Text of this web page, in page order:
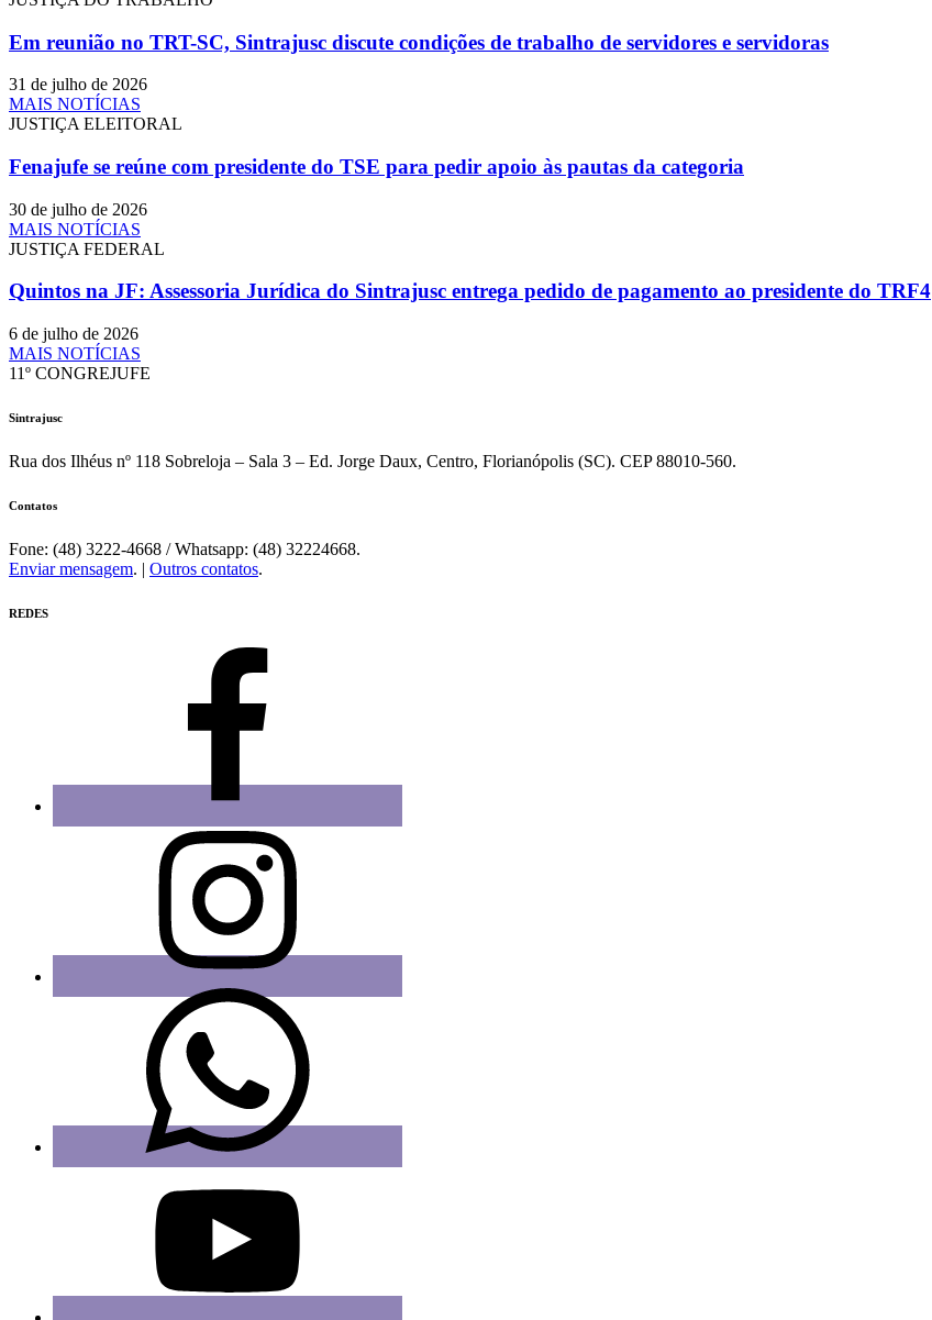
Em reunião no TRT-SC, Sintrajusc discute condições de trabalho de servidores e servidoras
31 de julho de 2026
MAIS NOTÍCIAS
JUSTIÇA ELEITORAL
Fenajufe se reúne com presidente do TSE para pedir apoio às pautas da categoria
30 de julho de 2026
MAIS NOTÍCIAS
JUSTIÇA FEDERAL
Quintos na JF: Assessoria Jurídica do Sintrajusc entrega pedido de pagamento ao presidente do TRF4
6 de julho de 2026
MAIS NOTÍCIAS
11º CONGREJUFE
Sintrajusc
Rua dos Ilhéus nº 118 Sobreloja – Sala 3 – Ed. Jorge Daux, Centro, Florianópolis (SC). CEP 88010-560.
Contatos
Fone: (48) 3222-4668 / Whatsapp: (48) 32224668.
Enviar mensagem. | Outros contatos.
REDES